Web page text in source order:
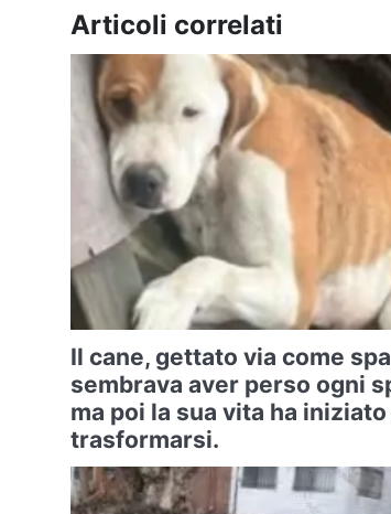
Articoli correlati
Il cane, gettato via come
sembrava aver perso ogni
ma poi la sua vita ha iniziato
trasformarsi.